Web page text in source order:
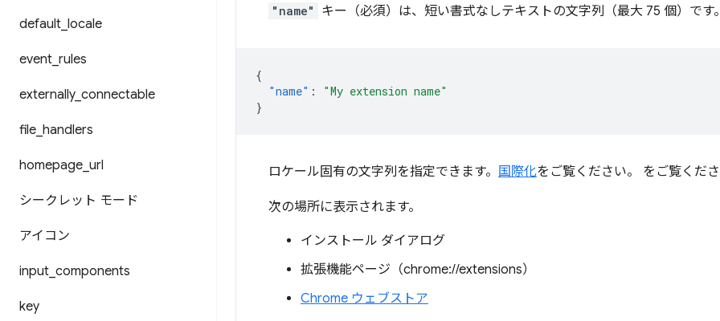
default locale
event rules
externally_ connectable
file handlers
homepage url
シークレット モード
アイコン
input components
key
"name" キー（必須）は、短い書式なしテキストの文字列（最大 75 個）です
{
"name" :
"My extension name"
}
ロケール固有の文字列を指定できます。 国際化をご覧ください。 をご覧くだ
次の場所に表示されます。
インストール ダイアログ
拡張機能ページ（chrome://extensions）
Chrome ウェブストア